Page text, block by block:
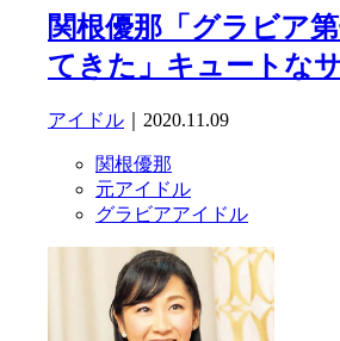
関根優那「グラビア
てきた」キュートな
アイドル ｜2020.11.09
関根優那
元アイドル
グラビアアイドル